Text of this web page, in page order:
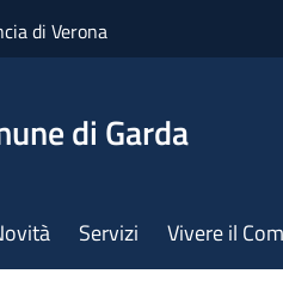
di Verona
di Garda
Servizi Vivere il